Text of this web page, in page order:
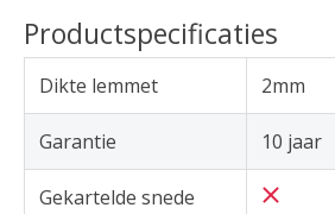
Productspecificaties
Dikte lemmet 2mm
Garantie 10 jaar
Gekartelde snede